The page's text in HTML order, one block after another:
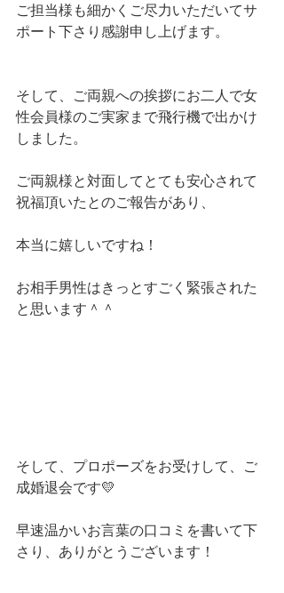
ご担当様も細かくご尽力いただいてサ
ポート下さり感謝申し上げます。
そして、ご両親への挨拶にお二人で女
性会員様のご実家まで飛行機で出かけ
しました。
ご両親様と対面してとても安心されて
祝福頂いたとのご報告があり、
本当に嬉しいですね！
お相手男性はきっとすごく緊張された
と思います＾＾
そして、プロポーズをお受けして、ご
成婚退会です💛
早速温かいお言葉の口コミを書いて下
さり、ありがとうございます！